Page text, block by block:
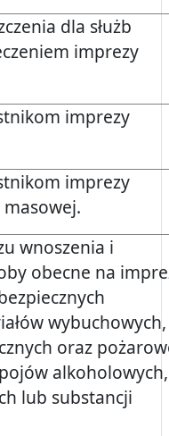
dla służb
imprezy
imprezy
imprezy
wnoszenia i
obecne na
wybuchowych,
oraz
alkoholowych,
lub substancji